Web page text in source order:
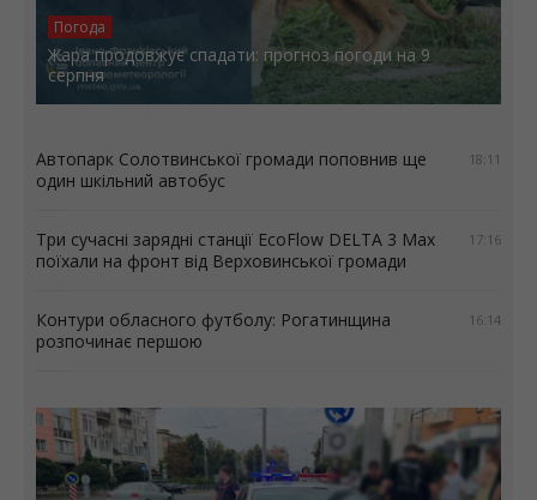
Погода
Жара продовжує спадати: прогноз погоди на 9
серпня
18:11
Автопарк Солотвинської громади поповнив ще
один шкільний автобус
17:16
Три сучасні зарядні станції EcoFlow DELTA 3 Max
поїхали на фронт від Верховинської громади
16:14
Контури обласного футболу: Рогатинщина
розпочинає першою